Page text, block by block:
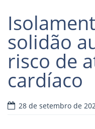
solidão
risco de
cardíaco
28 de setembro de